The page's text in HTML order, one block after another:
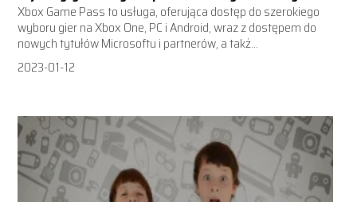
Xbox Game Pass to usługa, oferująca dostęp do szerokiego
wyboru gier na Xbox One, PC i Android, wraz z dostępem do
nowych tytułów Microsoftu i partnerów, a takż...
2023-01-12